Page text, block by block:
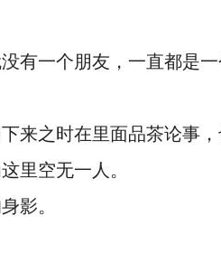
有一个朋友，一直都是
来之时在里面品茶论事
里空无一人。
影。